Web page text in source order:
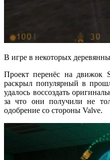
В игре в некоторых
Проект перенёс на движок
раскрыл популярный в
удалось воссоздать
за что они получили не
одобрение со стороны Valve.